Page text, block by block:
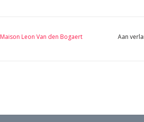
Maison Leon Van den Bogaert Aan